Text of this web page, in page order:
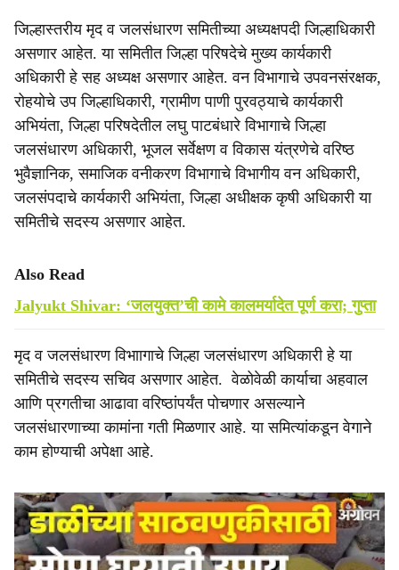
जिल्हास्तरीय मृद व जलसंधारण समितीच्या अध्यक्षपदी जिल्हाधिकारी
असणार आहेत. या समितीत जिल्हा परिषदेचे मुख्य कार्यकारी
अधिकारी हे सह अध्यक्ष असणार आहेत. वन विभागाचे उपवनसंरक्षक,
रोहयोचे उप जिल्हाधिकारी, ग्रामीण पाणी पुरवठ्याचे कार्यकारी
अभियंता, जिल्हा परिषदेतील लघु पाटबंधारे विभागाचे जिल्हा
जलसंधारण अधिकारी, भूजल सर्वेक्षण व विकास यंत्रणेचे वरिष्ठ
भुवैज्ञानिक, समाजिक वनीकरण विभागाचे विभागीय वन अधिकारी,
जलसंपदाचे कार्यकारी अभियंता, जिल्हा अधीक्षक कृषी अधिकारी या
समितीचे सदस्य असणार आहेत.
Also Read
Jalyukt Shivar: ‘जलयुक्त’ची कामे कालमर्यादेत पूर्ण करा; गुप्ता
मृद व जलसंधारण विभाागाचे जिल्हा जलसंधारण अधिकारी हे या
समितीचे सदस्य सचिव असणार आहेत. वेळोवेळी कार्याचा अहवाल
आणि प्रगतीचा आढावा वरिष्ठांपर्यंत पोचणार असल्याने
जलसंधारणाच्या कामांना गती मिळणार आहे. या समित्यांकडून वेगाने
काम होण्याची अपेक्षा आहे.